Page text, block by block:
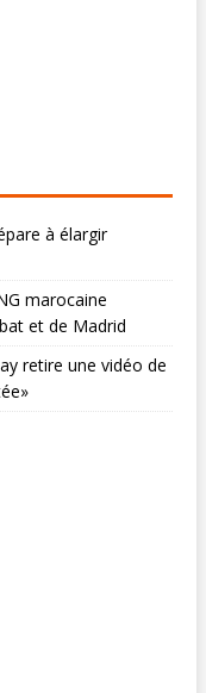
à élargir
marocaine
et de Madrid
retire une vidéo de